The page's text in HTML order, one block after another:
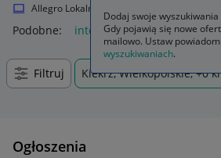
Allegro Lokalnie
Podobne: internet karta sim
Filtruj Kiekrz, Wielkopolskie, +0
Ogłoszenia
Dodaj swoje
Gdy pojawią się nowe
mailowo. Ustaw
wyszukiwaniach.